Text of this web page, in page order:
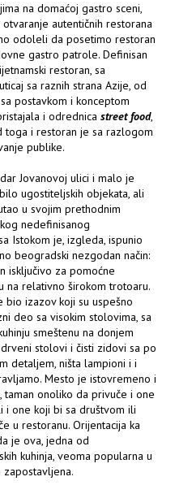
na domaćoj gastro sceni,
autentičnih restorana
odoleli da posetimo restoran
gastro patrole. Definisan
restoran, sa
sa raznih strana Azije, od
postavkom i konceptom
i odrednicastreet food,
toga i restoran je sa razlogom
publike.
Jovanovoj ulici i malo je
ugostiteljskih objekata, ali
u svojim prethodnim
nedefinisanog
Istokom je, izgleda, ispunio
beogradski nezgodan način:
isključivo za pomoćne
na relativno širokom trotoaru.
izazov koji su uspešno
deo sa visokim stolovima, sa
smeštenu na donjem
stolovi i čisti zidovi sa po
detaljem, ništa lampioni i i
Mesto je istovremeno i
onoliko da privuče i one
i one koji bi sa društvom ili
u restoranu. Orijentacija ka
je ova, jedna od
kuhinja, veoma popularna u